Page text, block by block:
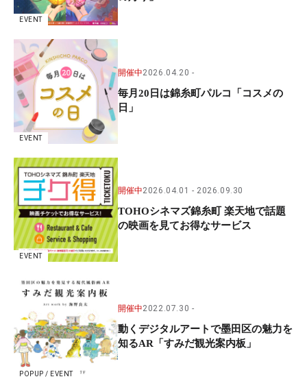
EVENT
EVENT
開催中2026.04.20
毎月20日は錦糸町パルコ「コスメの
日」
EVENT
開催中2026.04.01 2026.09.30
TOHOシネマズ錦糸町 楽天地で話題
の映画を見てお得なサービス
POPUP / EVENT
開催中2022.07.30
動くデジタルアートで墨田区の魅力を
知るAR「すみだ観光案内板」